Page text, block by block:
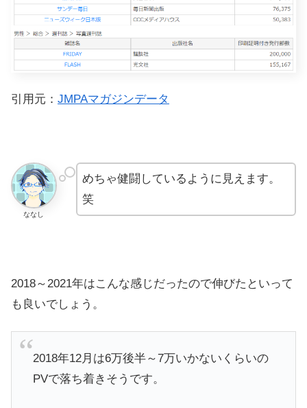
引用元： JMPAマガジンデータ
ななし
めちゃ健闘しているように見えます。
笑
2018～2021年はこんな感じだったので伸びたといって
も良いでしょう。
2018年12月は6万後半～7万いかないくらいの
PVで落ち着きそうです。